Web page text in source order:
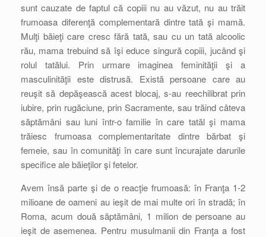
sunt cauzate de faptul că copiii nu au văzut, nu au trăit
frumoasa diferenţă complementară dintre tată şi mamă.
Mulţi băieţi care cresc fără tată, sau cu un tată alcoolic
rău, mama trebuind să îşi educe singură copiii, jucând şi
rolul tatălui. Prin urmare imaginea feminităţii şi a
masculinităţii este distrusă. Există persoane care au
reuşit să depăşească acest blocaj, s-au reechilibrat prin
iubire, prin rugăciune, prin Sacramente, sau trăind câteva
săptămâni sau luni într-o familie în care tatăl şi mama
trăiesc frumoasa complementaritate dintre bărbat şi
femeie, sau în comunităţi în care sunt încurajate darurile
specifice ale băieţilor şi fetelor.
Avem însă parte şi de o reacţie frumoasă: în Franţa 1-2
milioane de oameni au ieşit de mai multe ori în stradă; în
Roma, acum două săptămâni, 1 milion de persoane au
ieşit de asemenea. Pentru musulmanii din Franţa a fost